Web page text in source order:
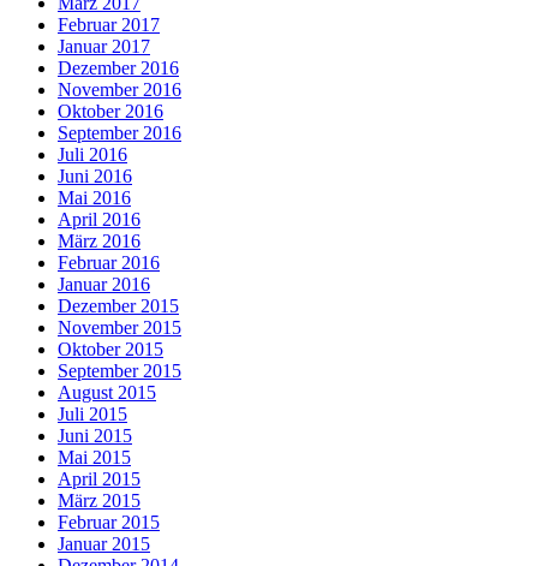
Februar 2017
Januar 2017
Dezember 2016
November 2016
Oktober 2016
September 2016
Juli 2016
Juni 2016
Mai 2016
April 2016
März 2016
Februar 2016
Januar 2016
Dezember 2015
November 2015
Oktober 2015
September 2015
August 2015
Juli 2015
Juni 2015
Mai 2015
April 2015
März 2015
Februar 2015
Januar 2015